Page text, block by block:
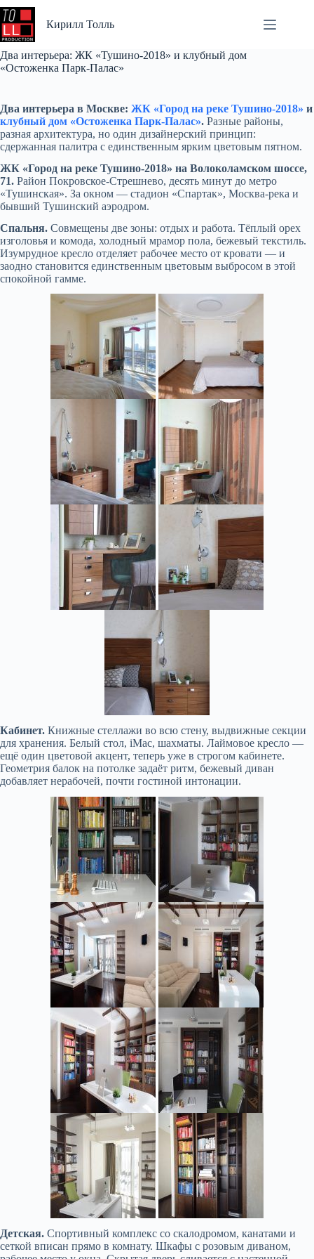
Перейти
к
Кирилл Толль
Два интерьера: ЖК «Тушино-2018» и клубный дом
«Остоженка Парк-Палас»
Два интерьера в Москве: ЖК «Город на реке Тушино-2018» и
клубный дом «Остоженка Парк-Палас». Разные районы,
разная архитектура, но один дизайнерский принцип:
сдержанная палитра с единственным ярким цветовым пятном.
ЖК «Город на реке Тушино-2018» на Волоколамском шоссе,
71. Район Покровское-Стрешнево, десять минут до метро
«Тушинская». За окном — стадион «Спартак», Москва-река и
бывший Тушинский аэродром.
Спальня. Совмещены две зоны: отдых и работа. Тёплый орех
изголовья и комода, холодный мрамор пола, бежевый текстиль.
Изумрудное кресло отделяет рабочее место от кровати — и
заодно становится единственным цветовым выбросом в этой
спокойной гамме.
Кабинет. Книжные стеллажи во всю стену, выдвижные секции
для хранения. Белый стол, iMac, шахматы. Лаймовое кресло —
ещё один цветовой акцент, теперь уже в строгом кабинете.
Геометрия балок на потолке задаёт ритм, бежевый диван
добавляет нерабочей, почти гостиной интонации.
Детская. Спортивный комплекс со скалодромом, канатами и
сеткой вписан прямо в комнату. Шкафы с розовым диваном,